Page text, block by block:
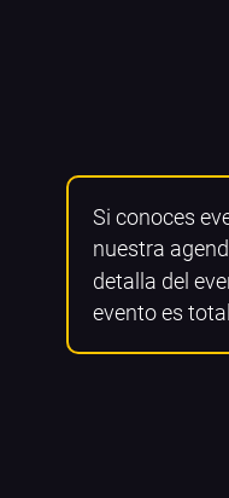
Si conoces
nuestra
detalla del
evento es